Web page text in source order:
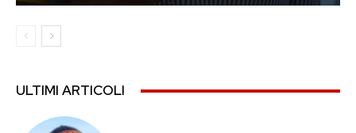
ULTIMI ARTICOLI